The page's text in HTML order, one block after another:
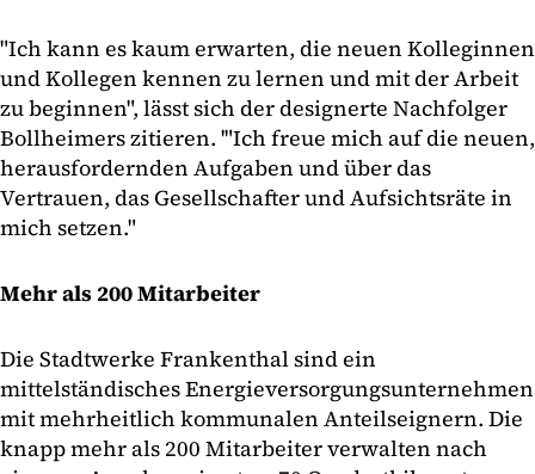
"Ich kann es kaum erwarten, die neuen Kolleginnen
und Kollegen kennen zu lernen und mit der Arbeit
zu beginnen", lässt sich der designerte Nachfolger
Bollheimers zitieren. '"Ich freue mich auf die neuen,
herausfordernden Aufgaben und über das
Vertrauen, das Gesellschafter und Aufsichtsräte in
mich setzen."
Mehr als 200 Mitarbeiter
Die Stadtwerke Frankenthal sind ein
mittelständisches Energieversorgungsunternehmen
mit mehrheitlich kommunalen Anteilseignern. Die
knapp mehr als 200 Mitarbeiter verwalten nach